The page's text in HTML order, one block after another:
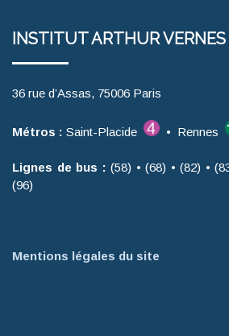
INSTITUT ARTHUR VERNES
36 rue d’Assas, 75006 Paris
Métros : Saint-Placide • Rennes
Lignes de bus : (58) • (68) • (82) •
(96)
Mentions légales du site